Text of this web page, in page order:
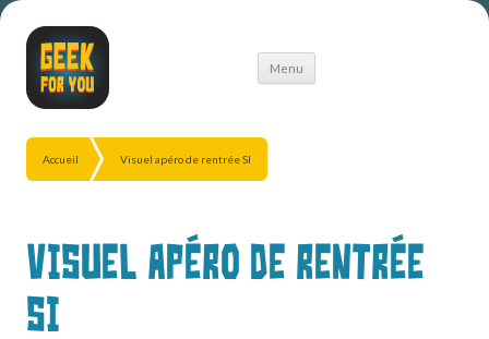
Menu
Aller
Accueil Visuel apéro de rentrée SI
Visuel apéro de rentrée
SI